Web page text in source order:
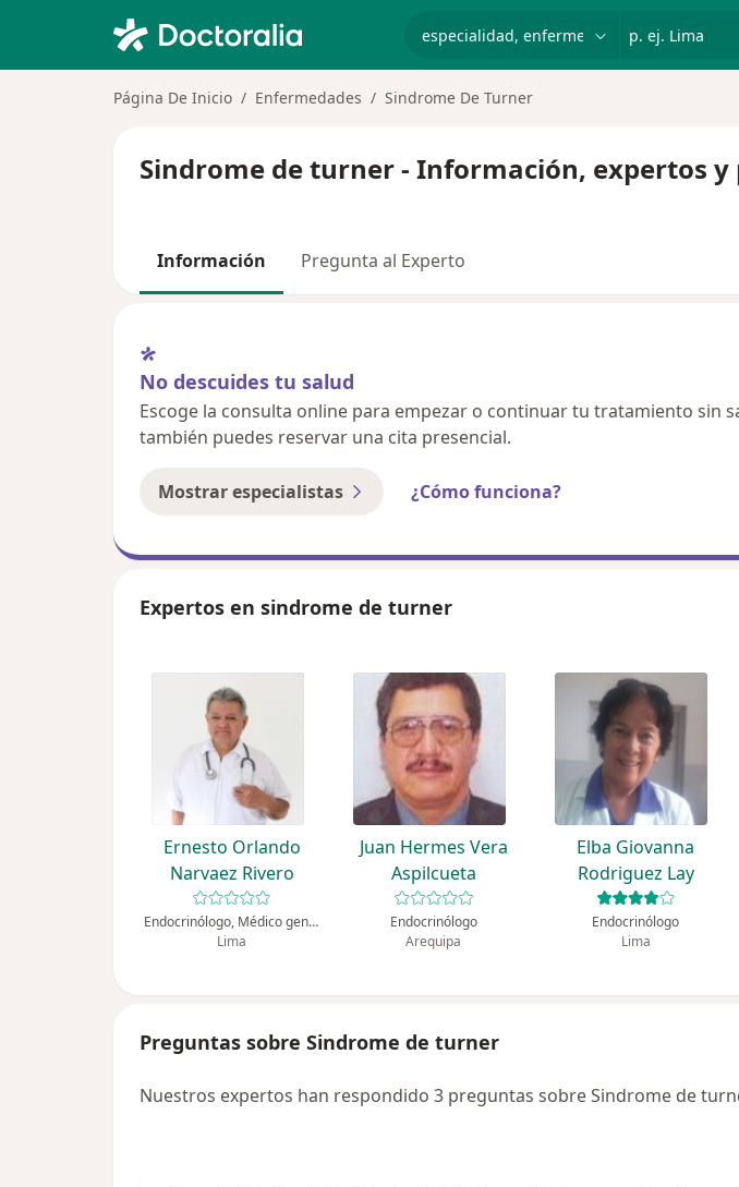
Página De Inicio Enfermedades Sindrome De Turner
Sindrome de turner - Información, expertos
Información Pregunta al Experto
No descuides tu salud
Escoge la consulta online para empezar o continuar tu tratamiento sin
también puedes reservar una cita presencial.
Mostrar especialistas ¿Cómo funciona?
Expertos en sindrome de turner
Ernesto Orlando
Narvaez Rivero
Endocrinólogo, Médico general
Lima
Juan Hermes Vera
Aspilcueta
Endocrinólogo
Arequipa
Elba Giovanna
Rodriguez Lay
Endocrinólogo
Lima
Preguntas sobre Sindrome de turner
Nuestros expertos han respondido 3 preguntas sobre Sindrome de